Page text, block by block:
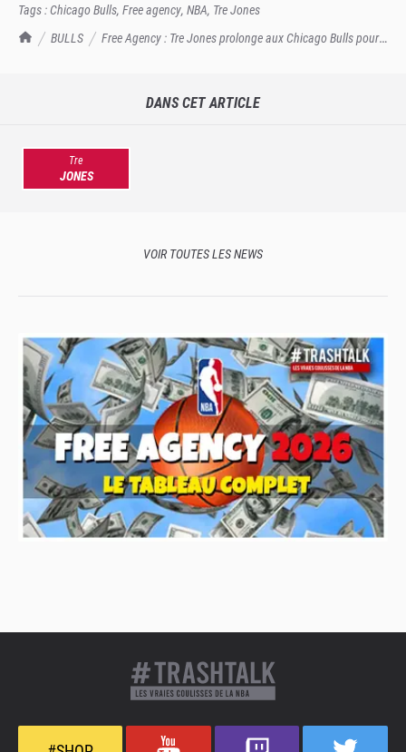
TrashTalk Actu NBA
BULLS
Free Agency : Tre Jones prolonge aux Chicago Bulls pour 3
Tags :Chicago Bulls, Free agency, NBA, Tre Jones
DANS CET ARTICLE
Tre
JONES
VOIR TOUTES LES NEWS